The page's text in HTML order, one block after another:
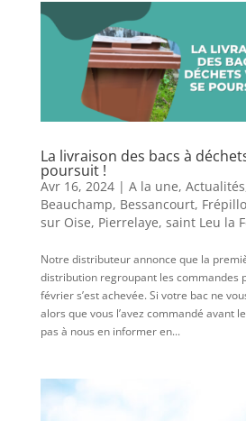
La livraison des bacs à
poursuit !
Avr 16, 2024| A la une, Actualités
Beauchamp, Bessancourt,
sur Oise, Pierrelaye, saint Leu la
Notre distributeur annonce que la
distribution regroupant les commandes
février s’est achevée. Si votre bac ne
alors que vous l’avez commandé avant
pas à nous en informer en...